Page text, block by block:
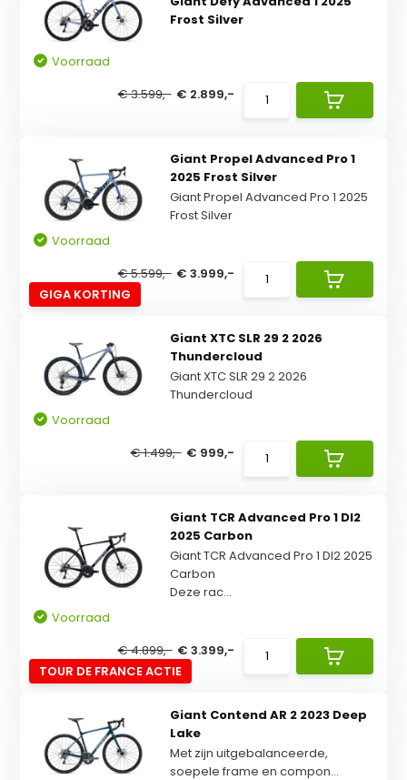
Frost Silver
Voorraad
€ 3.599,- € 2.899,-
GIGA KORTING
Giant Propel Advanced Pro 1
2025 Frost Silver
Giant Propel Advanced Pro 1 2025
Frost Silver
Voorraad
€ 5.599,- € 3.999,-
Giant XTC SLR 29 2 2026
Thundercloud
Giant XTC SLR 29 2 2026
Thundercloud
Voorraad
€ 1.499,- € 999,-
TOUR DE FRANCE ACTIE
Giant TCR Advanced Pro 1 DI2
2025 Carbon
Giant TCR Advanced Pro 1 DI2 2025
Carbon
Deze rac...
Voorraad
€ 4.899,- € 3.399,-
Giant Contend AR 2 2023 Deep
Lake
Met zijn uitgebalanceerde,
soepele frame en compon...